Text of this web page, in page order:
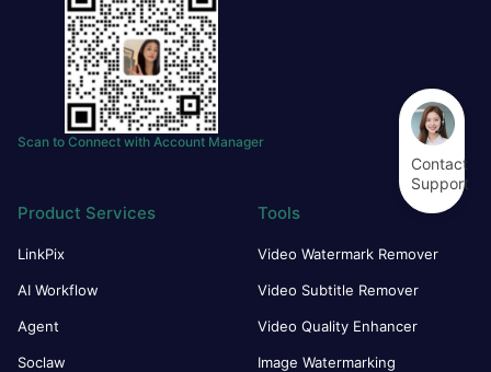
Scan to Connect with Account Manager
Product Services
LinkPix
AI Workflow
Agent
Soclaw
Tools
Video Watermark Remover
Video Subtitle Remover
Video Quality Enhancer
Image Watermarking
Contact
Support